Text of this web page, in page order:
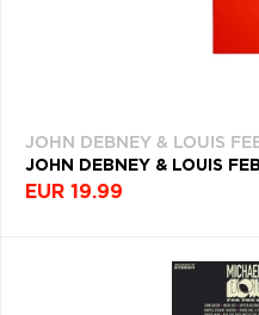
JOHN DEBNEY & LOUIS
JOHN DEBNEY & LOUIS
EUR 19.99